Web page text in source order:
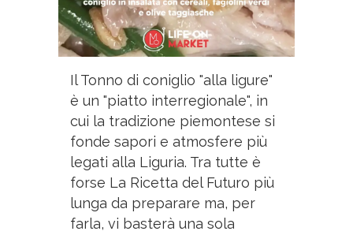
Il Tonno di coniglio "alla ligure"
è un "piatto interregionale", in
cui la tradizione piemontese si
fonde sapori e atmosfere più
legati alla Liguria. Tra tutte è
forse La Ricetta del Futuro più
lunga da preparare ma, per
farla, vi basterà una sola